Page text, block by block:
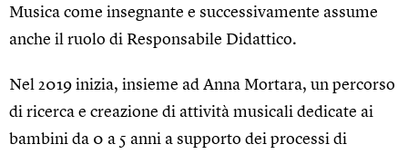
Musica come insegnante e successivamente assume
anche il ruolo di Responsabile Didattico.
Nel 2019 inizia, insieme ad Anna Mortara, un percorso
di ricerca e creazione di attività musicali dedicate ai
bambini da 0 a 5 anni a supporto dei processi di